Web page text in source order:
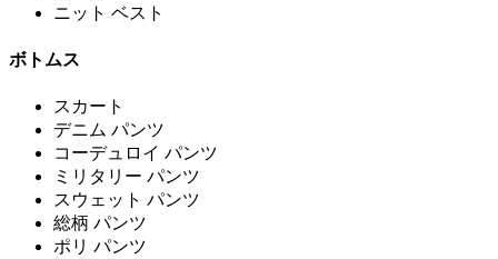
ニット ベスト
ボトムス
スカート
デニム パンツ
コーデュロイ パンツ
ミリタリー パンツ
スウェット パンツ
総柄 パンツ
ポリ パンツ